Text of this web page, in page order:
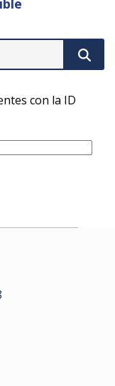
con la ID